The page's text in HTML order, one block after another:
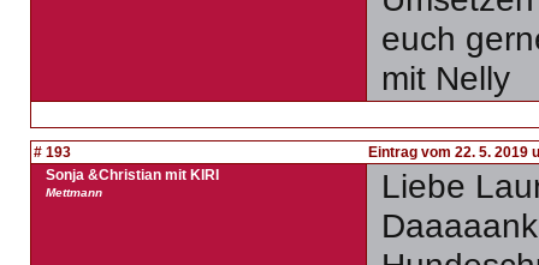
euch
mit Nelly
# 193
Eintrag vom 22. 5. 2019
Sonja &Christian mit KIRI
Mettmann
Liebe